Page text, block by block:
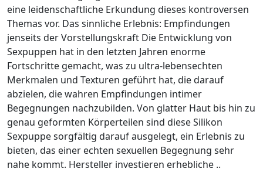
eine leidenschaftliche Erkundung dieses kontroversen
Themas vor. Das sinnliche Erlebnis: Empfindungen
jenseits der Vorstellungskraft Die Entwicklung von
Sexpuppen hat in den letzten Jahren enorme
Fortschritte gemacht, was zu ultra-lebensechten
Merkmalen und Texturen geführt hat, die darauf
abzielen, die wahren Empfindungen intimer
Begegnungen nachzubilden. Von glatter Haut bis hin zu
genau geformten Körperteilen sind diese Silikon
Sexpuppe sorgfältig darauf ausgelegt, ein Erlebnis zu
bieten, das einer echten sexuellen Begegnung sehr
nahe kommt. Hersteller investieren erhebliche ..